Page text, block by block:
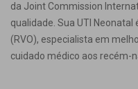
da Joint Commission
qualidade. Sua UTI
(RVO), especialista em
cuidado médico aos recém-